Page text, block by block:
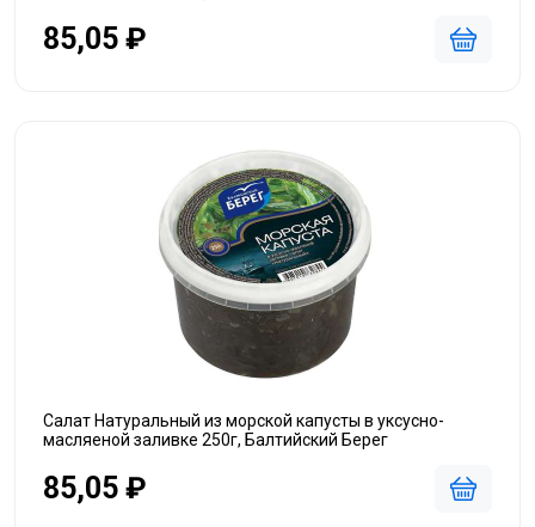
85,05 ₽
Салат Натуральный из морской капусты в уксусно-
масляеной заливке 250г, Балтийский Берег
85,05 ₽